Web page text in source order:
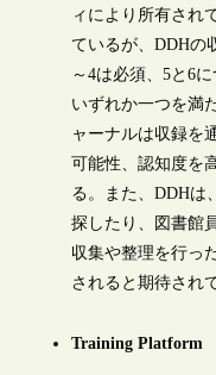
ィにより所有され
ているが、DDHの
～4は必須、5と6
いずれか一つを満
ャーナルは収録を
可能性、認知度を
る。また、DDHは
探したり、図書館
収集や整理を行っ
されると期待され
Training Platform